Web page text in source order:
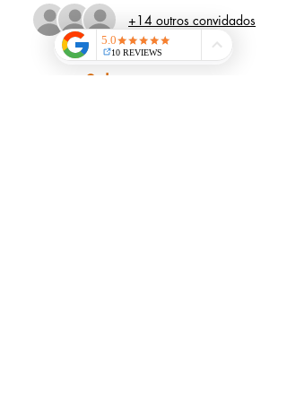
+14 outros convidados
Sobre o evento